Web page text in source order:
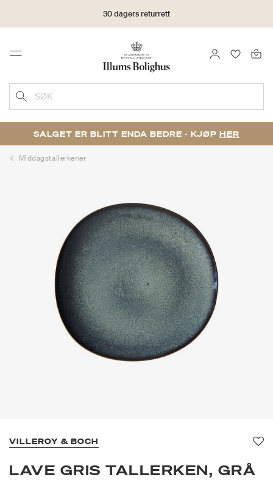
30 dagers returrett
Menu LOGG INN
SØK
SALGET ER BLITT ENDA BEDRE - KJØP HER
Middagstallerkener
VILLEROY & BOCH
LAVE GRIS TALLERKEN, GRÅ